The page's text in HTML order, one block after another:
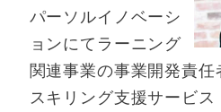
パーソルイノベーシ
ョンにてラーニング
関連事業の事業開発責任
スキリング支援サービ